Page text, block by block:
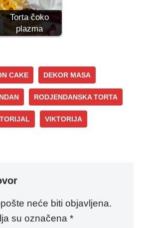
Torta čoko
plazma
CAKE DEKOR MASA
RODJENDANSKA TORTA
VIKTORIJA
neće biti objavljena.
su označena *